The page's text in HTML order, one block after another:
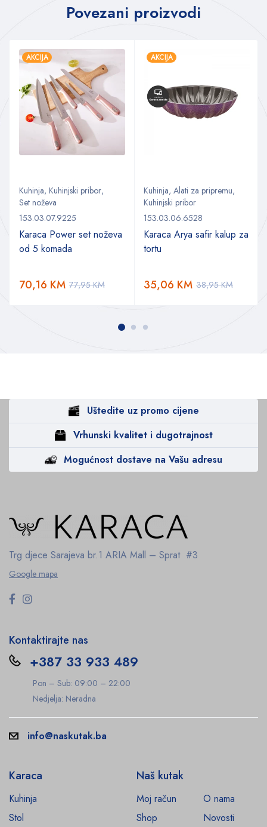
Povezani proizvodi
AKCIJA
Kuhinja, Kuhinjski pribor,
Set noževa
153.03.07.9225
Karaca Power set noževa
od 5 komada
77,95KM
70,16 KM
AKCIJA
Kuhinja, Alati za pripremu,
Kuhinjski pribor
153.03.06.6528
Karaca Arya safir kalup za
tortu
38,95KM
35,06 KM
Uštedite uz promo cijene
Vrhunski kvalitet i dugotrajnost
Mogućnost dostave na Vašu adresu
Trg djece Sarajeva br.1 ARIA Mall – Sprat #3
Google mapa
Kontaktirajte nas
+387 33 933 489
Pon – Sub: 09:00 – 22:00
Nedjelja: Neradna
info@naskutak.ba
Karaca
Kuhinja
Stol
Naš kutak
Moj račun
O nama
Shop
Novosti